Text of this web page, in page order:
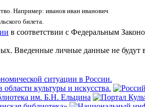
Например: иванов иван иванович
билета.
в соответствии с Федеральным
Введенные личные данные не будут